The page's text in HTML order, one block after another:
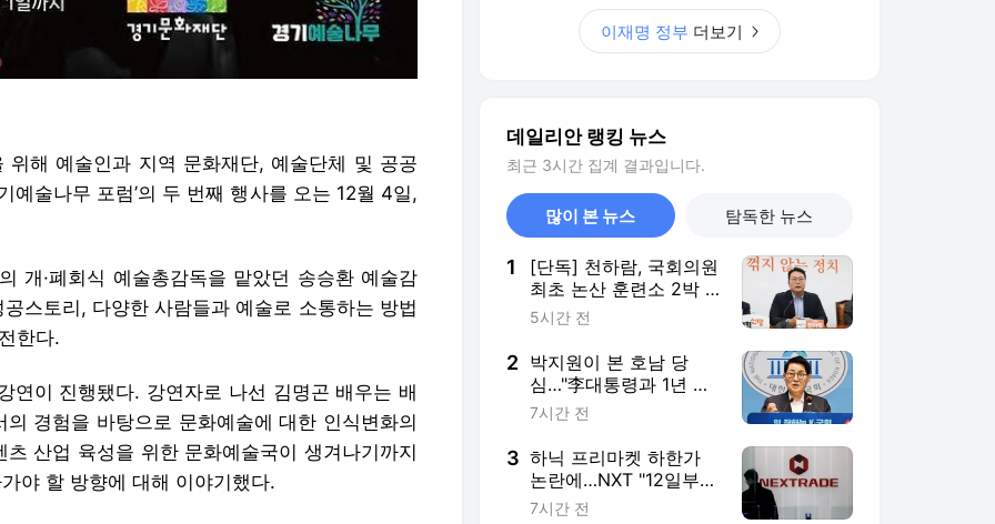
해 예술인과 지역 문화재단, 예술단체 및 공공
예술나무 포럼’의 두 번째 행사를 오는 12월 4일,
개·폐회식 예술총감독을 맡았던 송승환 예술감
스토리, 다양한 사람들과 예술로 소통하는 방법
한다.
연이 진행됐다. 강연자로 나선 김명곤 배우는 배
경험을 바탕으로 문화예술에 대한 인식변화의
산업 육성을 위한 문화예술국이 생겨나기까지
야 할 방향에 대해 이야기했다.
이재명 정부 더보기
데일리안 랭킹 뉴스
최근 3시간 집계 결과입니다.
많이 본 뉴스 탐독한 뉴스
1
[단독] 천하람, 국회의원
최초 논산 훈련소 2박 3
일 '입소'…각개전투·야
5시간 전
2 박지원이 본 호남 당
심…"李대통령과 1년 함
께한 김민석에 갈 것"
7시간 전
3 하닉 프리마켓 하한가
논란에…NXT "12일부터
상·하한가 주문금지"
7시간 전